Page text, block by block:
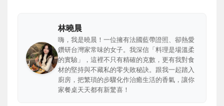
林曉晨
嗨，我是曉晨！一位擁有法國藍帶證照、卻熱愛
鑽研台灣家常味的女子。我深信「料理是場溫柔
的實驗」，這裡不只有精確的克數，更有我對食
材的堅持與不藏私的零失敗秘訣。跟我一起踏入
廚房，把繁瑣的步驟化作治癒生活的香氣，讓你
家餐桌天天都有新驚喜！